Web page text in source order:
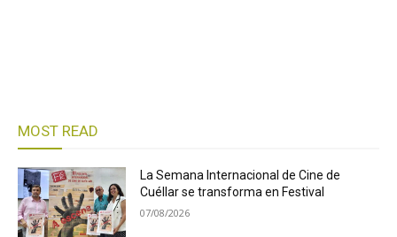
MOST READ
La Semana Internacional de Cine de
Cuéllar se transforma en Festival
07/08/2026